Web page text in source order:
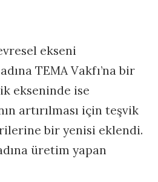
ekseni
TEMA Vakfı’na bir
ekseninde ise
artırılması için teşvik
bir yenisi eklendi.
üretim yapan